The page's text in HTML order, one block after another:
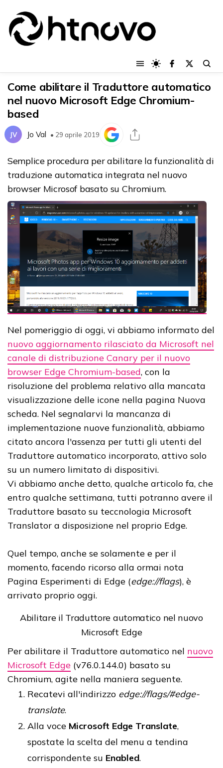
Come abilitare il Traduttore automatico
nel nuovo Microsoft Edge Chromium-
based
JV Jo Val • 29 aprile 2019
Semplice procedura per abilitare la funzionalità di
traduzione automatica integrata nel nuovo
browser Microsof basato su Chromium.
Nel pomeriggio di oggi, vi abbiamo informato del
nuovo aggiornamento rilasciato da Microsoft nel
canale di distribuzione Canary per il nuovo
browser Edge Chromium-based, con la
risoluzione del problema relativo alla mancata
visualizzazione delle icone nella pagina Nuova
scheda. Nel segnalarvi la mancanza di
implementazione nuove funzionalità, abbiamo
citato ancora l'assenza per tutti gli utenti del
Traduttore automatico incorporato, attivo solo
su un numero limitato di dispositivi.
Vi abbiamo anche detto, qualche articolo fa, che
entro qualche settimana, tutti potranno avere il
Traduttore basato su teccnologia Microsoft
Translator a disposizione nel proprio Edge.
Quel tempo, anche se solamente e per il
momento, facendo ricorso alla ormai nota
Pagina Esperimenti di Edge (edge://flags), è
arrivato proprio oggi.
Abilitare il Traduttore automatico nel nuovo
Microsoft Edge
Per abilitare il Traduttore automatico nel nuovo
Microsoft Edge (v76.0.144.0) basato su
Chromium, agite nella maniera seguente.
Recatevi all'indirizzo edge://flags/#edge-
translate.
Alla voce Microsoft Edge Translate,
spostate la scelta del menu a tendina
corrispondente su Enabled.